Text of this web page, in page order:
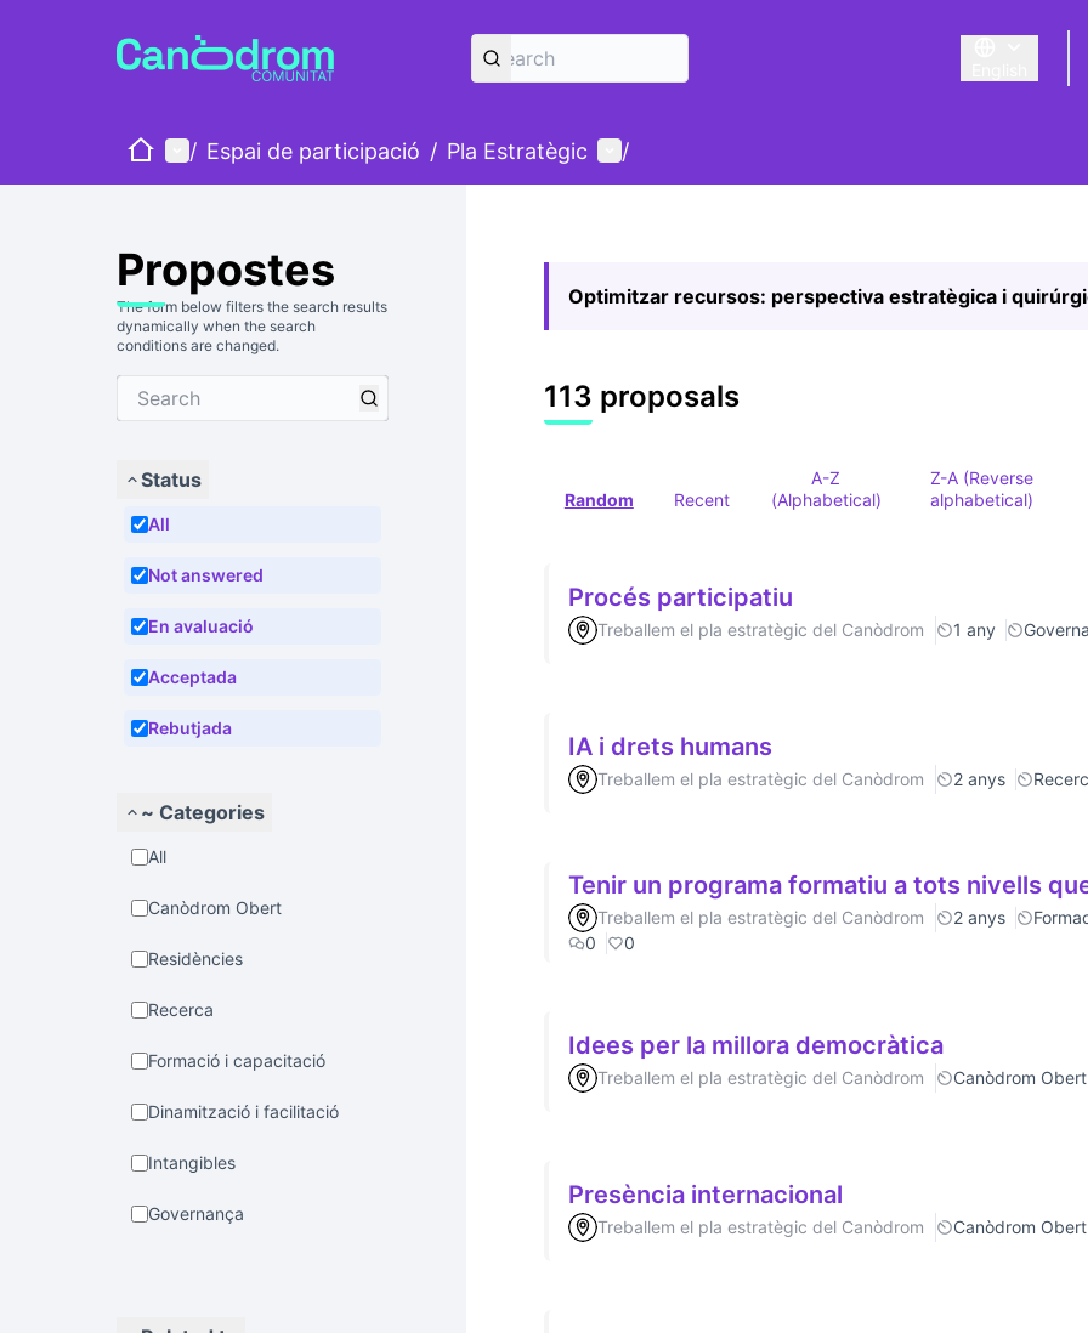
Triar la llengua
HomeMain menu
/ Espai de participació / Pla Estratègic User menu
/
Propostes
The form below filters the search results
dynamically when the search
conditions are changed.
Status
All
Not answered
En avaluació
Acceptada
Rebutjada
~ Categories
All
Canòdrom Obert
Residències
Recerca
Formació i capacitació
Dinamització i facilitació
Intangibles
Governança
Optimitzar recursos: perspectiva estratègica i
113 proposals
Random Recent
A-Z
(Alphabetical)
Z-A (Reverse
alphabetical)
Procés participatiu
Treballem el pla estratègic del Canòdrom 1 any
IA i drets humans
Treballem el pla estratègic del Canòdrom 2 anys
Tenir un programa formatiu a tots nivells
Treballem el pla estratègic del Canòdrom 2 anys
0
0
Idees per la millora democràtica
Treballem el pla estratègic del Canòdrom Canòdrom Obert
Presència internacional
Treballem el pla estratègic del Canòdrom Canòdrom Obert